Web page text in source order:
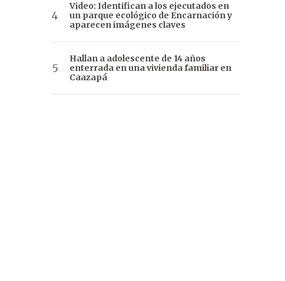
Video: Identifican a los ejecutados en
un parque ecológico de Encarnación y
aparecen imágenes claves
Hallan a adolescente de 14 años
enterrada en una vivienda familiar en
Caazapá